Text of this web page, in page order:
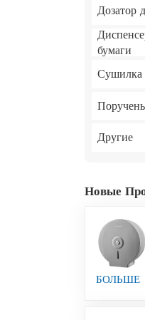
Дозатор
бумаги
Сушилка
Поручень
Другие
Новые
БОЛЬШЕ